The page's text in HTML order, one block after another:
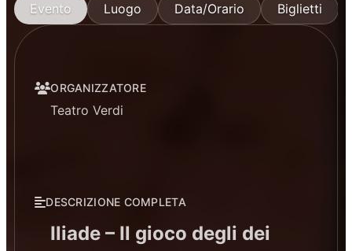
Evento Luogo Data/Orario Biglietti
ORGANIZZATORE
Teatro Verdi
DESCRIZIONE COMPLETA
Iliade – Il gioco degli dei